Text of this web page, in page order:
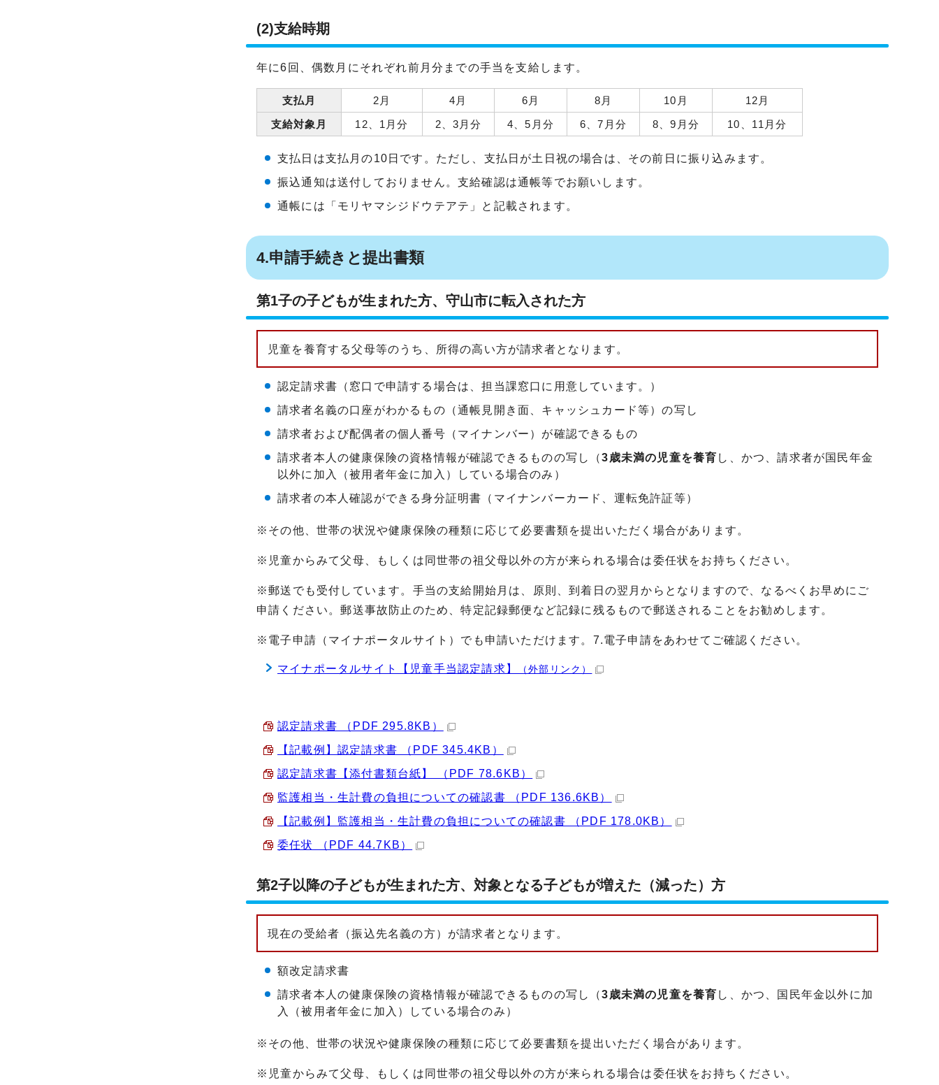
(2)支給時期
年に6回、偶数月にそれぞれ前月分までの手当を支給します。
支払月 2月 4月 6月 8月 10月
12月
支給対象月
12、1月分 2、3月分 4、5月分 6、7月分 8、9月分 10、11月分
支払日は支払月の10日です。ただし、支払日が土日祝の場合は、その前日に振り込みます。
振込通知は送付しておりません。支給確認は通帳等でお願いします。
通帳には「モリヤマシジドウテアテ」と記載されます。
4.申請手続きと提出書類
第1子の子どもが生まれた方、守山市に転入された方
児童を養育する父母等のうち、所得の高い方が請求者となります。
認定請求書（窓口で申請する場合は、担当課窓口に用意しています。）
請求者名義の口座がわかるもの（通帳見開き面、キャッシュカード等）の写し
請求者および配偶者の個人番号（マイナンバー）が確認できるもの
請求者本人の健康保険の資格情報が確認できるものの写し（3歳未満の児童を養育 し、かつ、請求者が国民年金
以外に加入（被用者年金に加入）している場合のみ）
請求者の本人確認ができる身分証明書（マイナンバーカード、運転免許証等）
※その他、世帯の状況や健康保険の種類に応じて必要書類を提出いただく場合があります。
※児童からみて父母、もしくは同世帯の祖父母以外の方が来られる場合は委任状をお持ちください。
※郵送でも受付しています。手当の支給開始月は、原則、到着日の翌月からとなりますので、なるべくお早めにご
申請ください。郵送事故防止のため、特定記録郵便など記録に残るもので郵送されることをお勧めします。
※電子申請（マイナポータルサイト）でも申請いただけます。7.電子申請をあわせてご確認ください。
マイナポータルサイト【児童手当認定請求】 （外部リンク）
認定請求書 （PDF 295.8KB）
【記載例】認定請求書 （PDF 345.4KB）
認定請求書【添付書類台紙】 （PDF 78.6KB）
監護相当・生計費の負担についての確認書 （PDF 136.6KB）
【記載例】監護相当・生計費の負担についての確認書 （PDF 178.0KB）
委任状 （PDF 44.7KB）
第2子以降の子どもが生まれた方、対象となる子どもが増えた（減った）方
現在の受給者（振込先名義の方）が請求者となります。
額改定請求書
請求者本人の健康保険の資格情報が確認できるものの写し（3歳未満の児童を養育 し、かつ、国民年金以外に加
入（被用者年金に加入）している場合のみ）
※その他、世帯の状況や健康保険の種類に応じて必要書類を提出いただく場合があります。
※児童からみて父母、もしくは同世帯の祖父母以外の方が来られる場合は委任状をお持ちください。